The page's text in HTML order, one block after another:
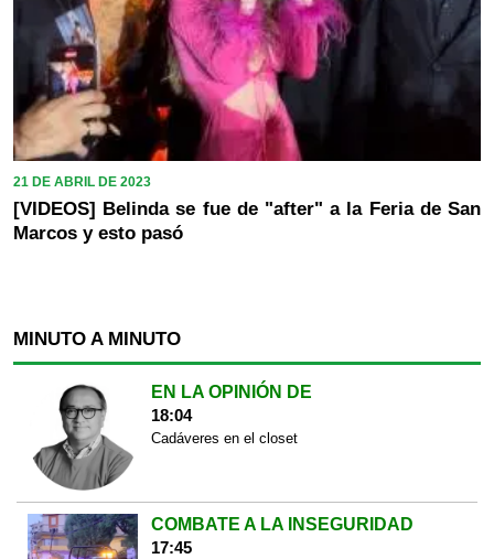
21 DE ABRIL DE 2023
[VIDEOS] Belinda se fue de "after" a la Feria de San
Marcos y esto pasó
MINUTO A MINUTO
EN LA OPINIÓN DE
18:04
Cadáveres en el closet
COMBATE A LA INSEGURIDAD
17:45